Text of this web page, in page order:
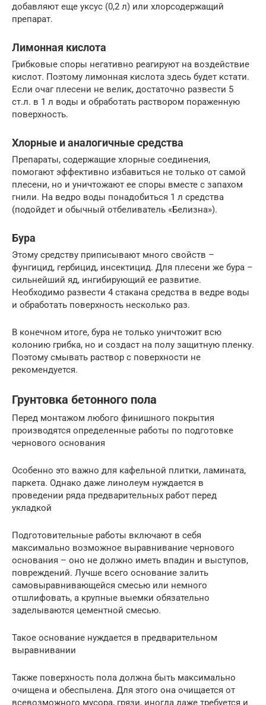
добавляют еще уксус (0,2 л) или хлорсодержащий
препарат.
Лимонная кислота
Грибковые споры негативно реагируют на воздействие
кислот. Поэтому лимонная кислота здесь будет кстати.
Если очаг плесени не велик, достаточно развести 5
ст.л. в 1 л воды и обработать раствором пораженную
поверхность.
Хлорные и аналогичные средства
Препараты, содержащие хлорные соединения,
помогают эффективно избавиться не только от самой
плесени, но и уничтожают ее споры вместе с запахом
гнили. На ведро воды понадобиться 1 л средства
(подойдет и обычный отбеливатель «Белизна»).
Бура
Этому средству приписывают много свойств –
фунгицид, гербицид, инсектицид. Для плесени же бура –
сильнейший яд, ингибирующий ее развитие.
Необходимо развести 4 стакана средства в ведре воды
и обработать поверхность несколько раз.
В конечном итоге, бура не только уничтожит всю
колонию грибка, но и создаст на полу защитную пленку.
Поэтому смывать раствор с поверхности не
рекомендуется.
Грунтовка бетонного пола
Перед монтажом любого финишного покрытия
производятся определенные работы по подготовке
чернового основания
Особенно это важно для кафельной плитки, ламината,
паркета. Однако даже линолеум нуждается в
проведении ряда предварительных работ перед
укладкой
Подготовительные работы включают в себя
максимально возможное выравнивание чернового
основания – оно не должно иметь впадин и выступов,
повреждений. Лучше всего основание залить
самовыравнивающейся смесью или немного
отшлифовать, а крупные выемки обязательно
заделываются цементной смесью.
Такое основание нуждается в предварительном
выравнивании
Также поверхность пола должна быть максимально
очищена и обеспылена. Для этого она очищается от
всевозможного мусора, грязи, иногда даже требуется и